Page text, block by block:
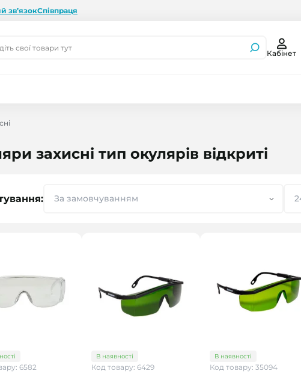
зв’язокСпівпраця
Кабінет
захисні тип окулярів відкриті
6582
В наявності
Код товару: 6429
В наявності
Код товару: 35094